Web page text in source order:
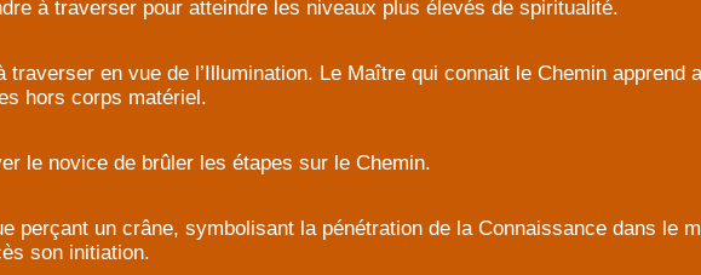
à traverser pour atteindre les niveaux plus élevés de spiritualité.
en vue de l’Illumination. Le Maître qui connait le Chemin apprend
hors corps matériel.
le novice de brûler les étapes sur le Chemin.
perçant un crâne, symbolisant la pénétration de la Connaissance dans le
son initiation.